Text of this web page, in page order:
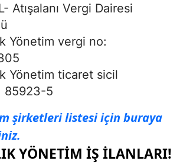
Atışalanı Vergi Dairesi
Yönetim vergi no:
Yönetim ticaret sicil
85923-5
şirketleri listesi için buraya
YÖNETIM İŞ İLANLARI!